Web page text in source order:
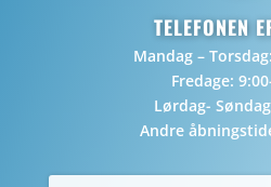
TELEFONEN
Mandag –
Fredage:
Lørdag-
Andre